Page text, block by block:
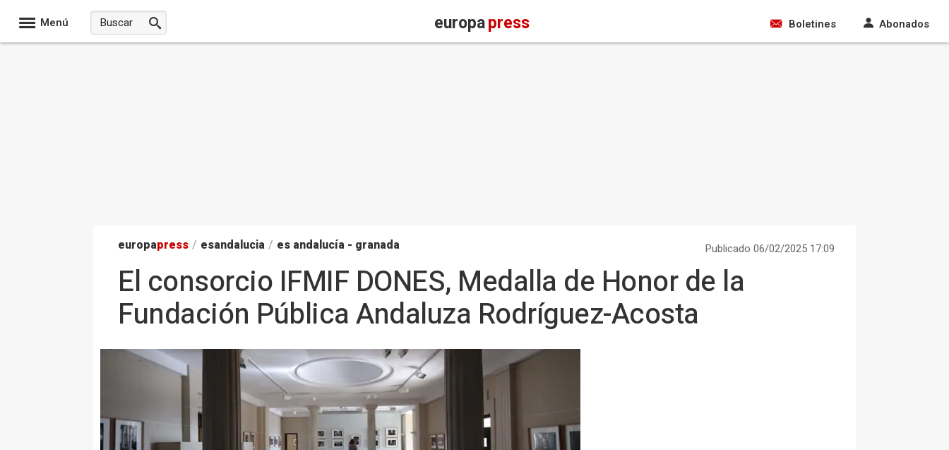
Menú europapress Boletines Abonados
europapress / esandalucia / es andalucía - granada Publicado 06/02/2025 17:09
El consorcio IFMIF DONES, Medalla de Honor de la
Fundación Pública Andaluza Rodríguez-Acosta